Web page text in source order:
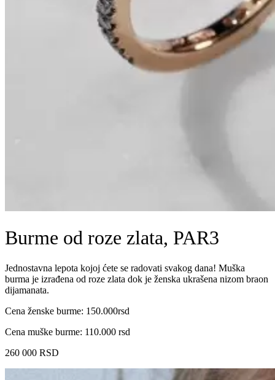
Burme od roze zlata, PAR3
Jednostavna lepota kojoj ćete se radovati svakog dana! Muška
burma je izrađena od roze zlata dok je ženska ukrašena nizom braon
dijamanata.
Cena ženske burme: 150.000rsd
Cena muške burme: 110.000 rsd
260 000 RSD